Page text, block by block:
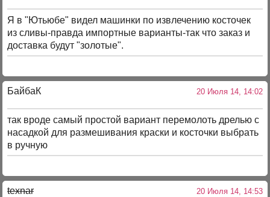
Я в "Ютьюбе" видел машинки по извлечению косточек
из сливы-правда импортные варианты-так что заказ и
доставка будут "золотые".
БайбаК 20 Июля 14, 14:02
так вроде самый простой вариант перемолоть дрелью с
насадкой для размешивания краски и косточки выбрать
в ручную
texnar 20 Июля 14, 14:53